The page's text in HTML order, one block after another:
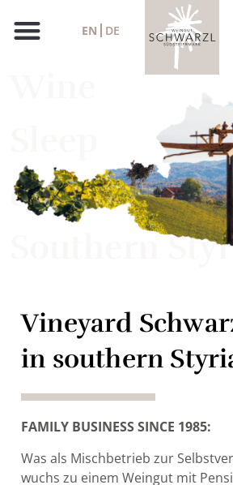
EN DE
delicatessen
Southern
Vineyard
in southern
FAMILY BUSINESS SINCE 1985:
Was als Mischbetrieb zur
wuchs zu einem Weingut mit